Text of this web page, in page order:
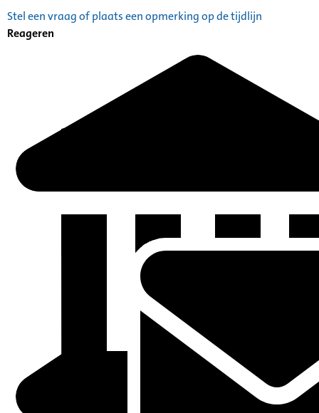
Stel een vraag of plaats een opmerking op de tijdlijn
Reageren